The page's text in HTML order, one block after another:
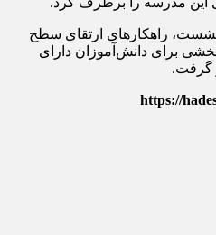
راهکارهای ارتقای سطح
برای دانش‌آموزان دارای
گرفت.
https://